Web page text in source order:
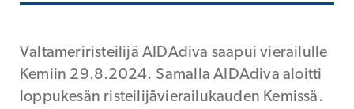
Valtameriristeilijä AIDAdiva saapui vierailulle
Kemiin 29.8.2024. Samalla AIDAdiva aloitti
loppukesän risteilijävierailukauden Kemissä.